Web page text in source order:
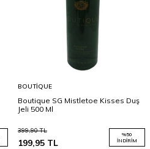
BOUTIQUE
Boutique SG Mistletoe Kisses Duş
Jeli 500 Ml
399,90TL
199,95 TL
%50
İNDIRIM